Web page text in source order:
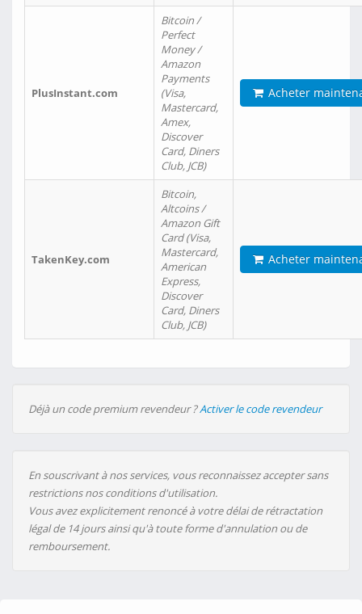
PlusInstant.com
Bitcoin /
Perfect
Money /
Amazon
Payments
(Visa,
Mastercard,
Amex,
Discover
Card, Diners
Club, JCB)
Acheter
TakenKey.com
Bitcoin,
Altcoins /
Amazon Gift
Card (Visa,
Mastercard,
American
Express,
Discover
Card, Diners
Club, JCB)
Acheter
Déjà un code premium revendeur ?Activer le code revendeur
En souscrivant à nos services, vous reconnaissez accepter sans
restrictions nos conditions d'utilisation.
Vous avez explicitement renoncé à votre délai de rétractation
légal de 14 jours ainsi qu'à toute forme d'annulation ou de
remboursement.